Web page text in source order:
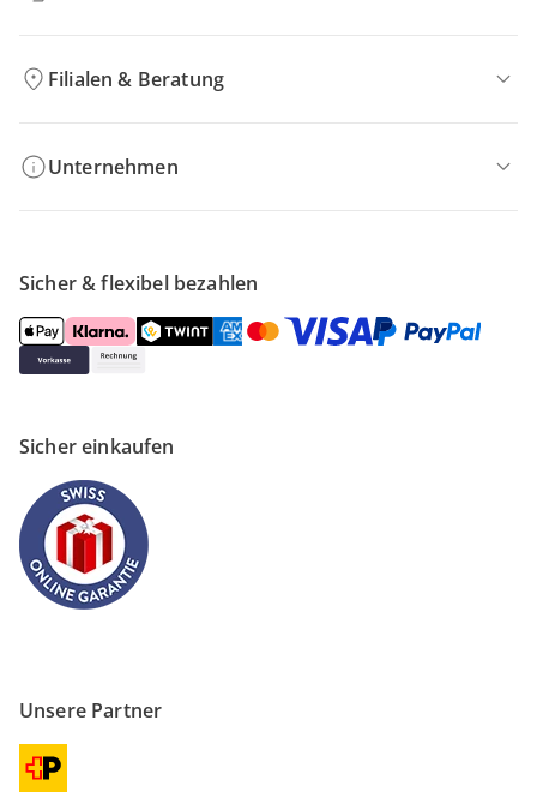
Filialen & Beratung
Unternehmen
Sicher & flexibel bezahlen
Sicher einkaufen
Unsere Partner